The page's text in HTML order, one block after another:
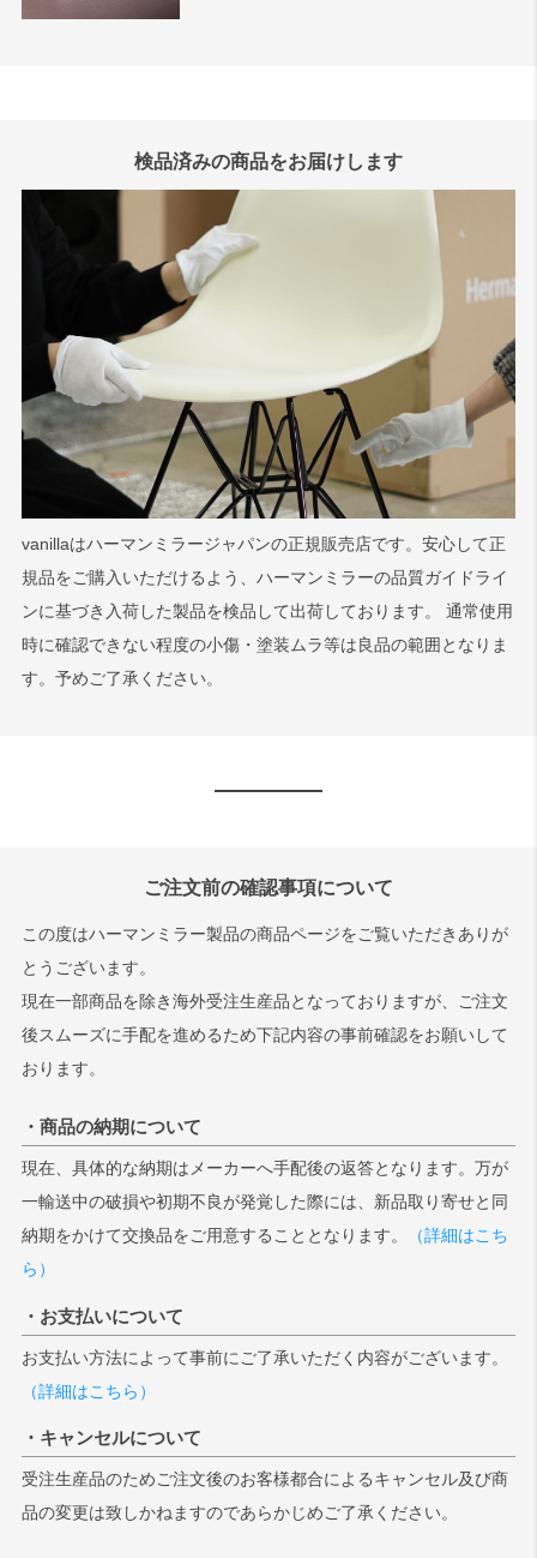
検品済みの商品をお届けします
vanillaはハーマンミラージャパンの正規販売店です。安心して正
規品をご購入いただけるよう、ハーマンミラーの品質ガイドライ
ンに基づき入荷した製品を検品して出荷しております。 通常使用
時に確認できない程度の小傷・塗装ムラ等は良品の範囲となりま
す。予めご了承ください。
ご注文前の確認事項について
この度はハーマンミラー製品の商品ページをご覧いただきありが
とうございます。
現在一部商品を除き海外受注生産品となっておりますが、ご注文
後スムーズに手配を進めるため下記内容の事前確認をお願いして
おります。
・商品の納期について
現在、具体的な納期はメーカーへ手配後の返答となります。万が
一輸送中の破損や初期不良が発覚した際には、新品取り寄せと同
納期をかけて交換品をご用意することとなります。
（詳細はこち
ら）
・お支払いについて
お支払い方法によって事前にご了承いただく内容がございます。
（詳細はこちら）
・キャンセルについて
受注生産品のためご注文後のお客様都合によるキャンセル及び商
品の変更は致しかねますのであらかじめご了承ください。